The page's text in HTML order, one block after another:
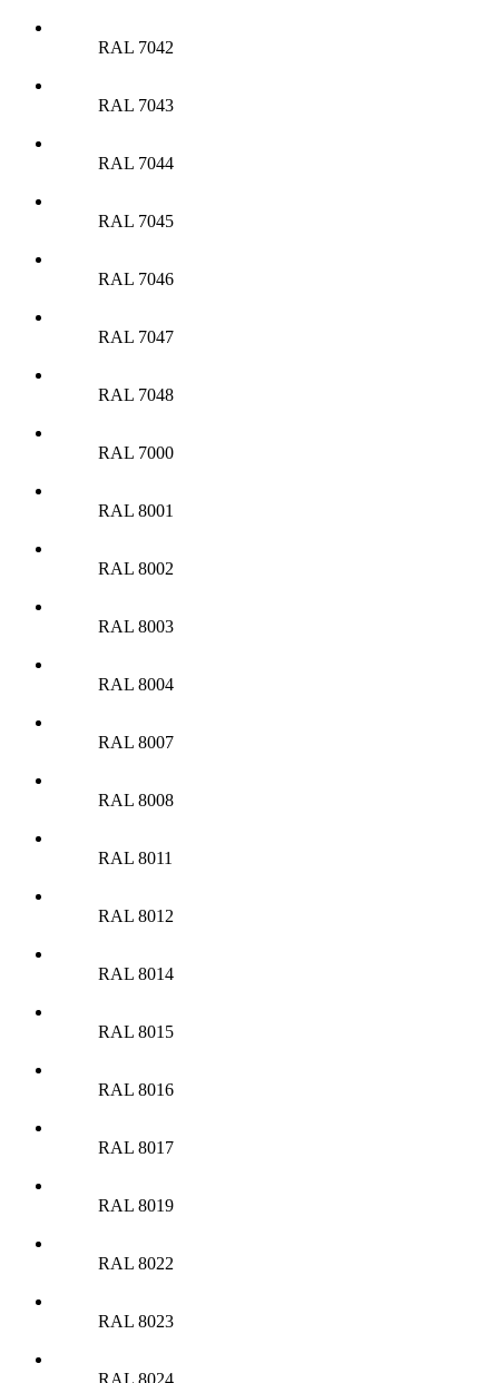
RAL 7042
RAL 7043
RAL 7044
RAL 7045
RAL 7046
RAL 7047
RAL 7048
RAL 7000
RAL 8001
RAL 8002
RAL 8003
RAL 8004
RAL 8007
RAL 8008
RAL 8011
RAL 8012
RAL 8014
RAL 8015
RAL 8016
RAL 8017
RAL 8019
RAL 8022
RAL 8023
RAL 8024